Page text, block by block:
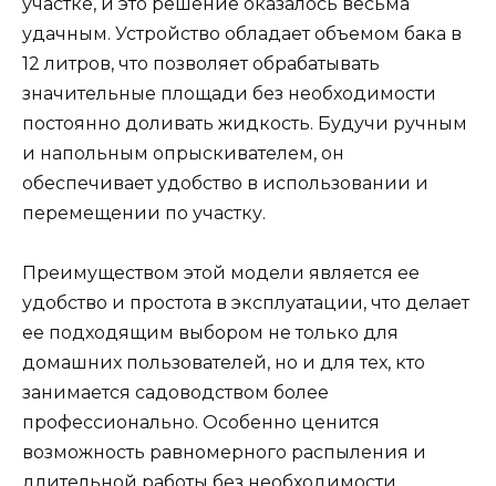
удачным. Устройство обладает объемом бака в
12 литров, что позволяет обрабатывать
значительные площади без необходимости
постоянно доливать жидкость. Будучи ручным
и напольным опрыскивателем, он
обеспечивает удобство в использовании и
перемещении по участку.
Преимуществом этой модели является ее
удобство и простота в эксплуатации, что делает
ее подходящим выбором не только для
домашних пользователей, но и для тех, кто
занимается садоводством более
профессионально. Особенно ценится
возможность равномерного распыления и